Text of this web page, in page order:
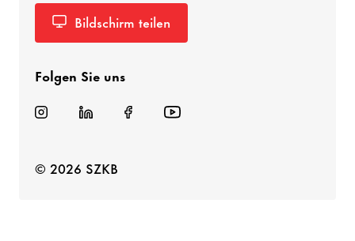
Bildschirm teilen
Folgen Sie uns
© 2026 SZKB